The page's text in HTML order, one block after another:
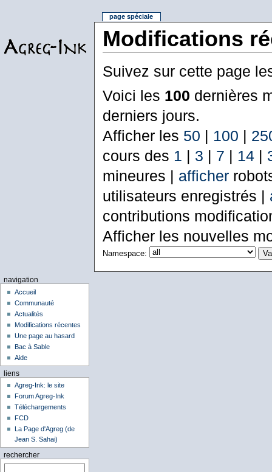
Modifications
Suivez sur cette page
Voici les 100 dernières
derniers jours.
Afficher les 50 | 100 |
cours des 1 | 3 | 7 | 14|
mineures | afficher
utilisateurs enregistrés |
contributions
Afficher les nouvelles
Namespace:
page spéciale
navigation
Accueil
Communauté
Actualités
Modifications récentes
Une page au hasard
Bac à Sable
Aide
liens
Agreg-Ink: le site
Forum Agreg-Ink
Téléchargements
FCD
La Page d'Agreg (de
Jean S. Sahai)
rechercher